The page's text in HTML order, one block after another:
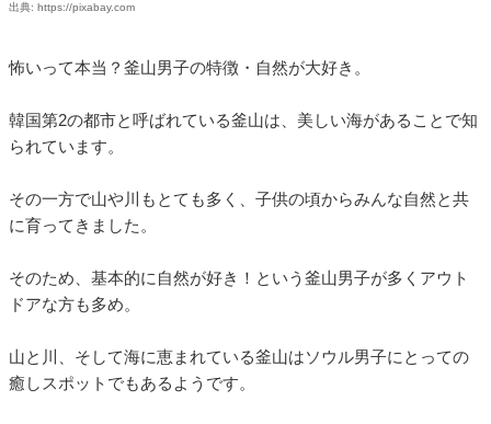
出典: https://pixabay.com
怖いって本当？釜山男子の特徴・自然が大好き。
韓国第2の都市と呼ばれている釜山は、美しい海があることで知
られています。
その一方で山や川もとても多く、子供の頃からみんな自然と共
に育ってきました。
そのため、基本的に自然が好き！という釜山男子が多くアウト
ドアな方も多め。
山と川、そして海に恵まれている釜山はソウル男子にとっての
癒しスポットでもあるようです。